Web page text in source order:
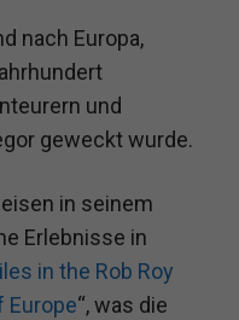
nach Europa,
und
geweckt wurde.
in seinem
Erlebnisse in
in the Rob Roy
Europe“, was die